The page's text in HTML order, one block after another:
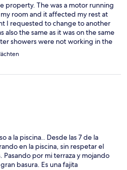
property. The was a motor running
room and it affected my rest at
I requested to change to another
the same as it was on the same
showers were not working in the
a la piscina.. Desde las 7 de la
en la piscina, sin respetar el
Pasando por mi terraza y mojando
basura. Es una fajita